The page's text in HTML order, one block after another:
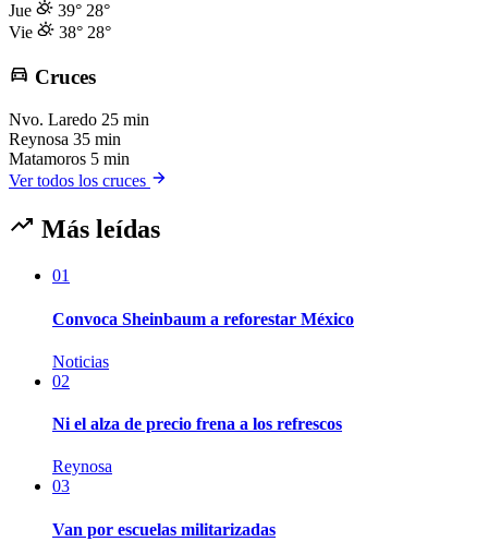
Jue
39° 28°
Vie
38° 28°
Cruces
Nvo. Laredo 25 min
Reynosa 35 min
Matamoros 5 min
Ver todos los cruces
Más leídas
01
Convoca Sheinbaum a reforestar México
Noticias
02
Ni el alza de precio frena a los refrescos
Reynosa
03
Van por escuelas militarizadas